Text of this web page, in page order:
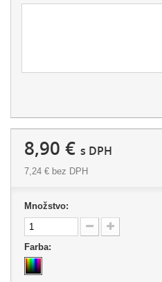
8,90 € s DPH
7,24 € bez DPH
Množstvo:
Farba: